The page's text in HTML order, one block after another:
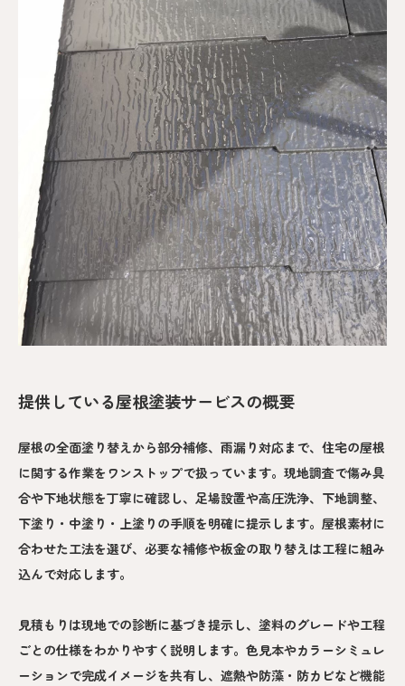
提供している屋根塗装サービスの概要
屋根の全面塗り替えから部分補修、雨漏り対応まで、住宅の屋根
に関する作業をワンストップで扱っています。現地調査で傷み具
合や下地状態を丁寧に確認し、足場設置や高圧洗浄、下地調整、
下塗り・中塗り・上塗りの手順を明確に提示します。屋根素材に
合わせた工法を選び、必要な補修や板金の取り替えは工程に組み
込んで対応します。
見積もりは現地での診断に基づき提示し、塗料のグレードや工程
ごとの仕様をわかりやすく説明します。色見本やカラーシミュレ
ーションで完成イメージを共有し、遮熱や防藻・防カビなど機能